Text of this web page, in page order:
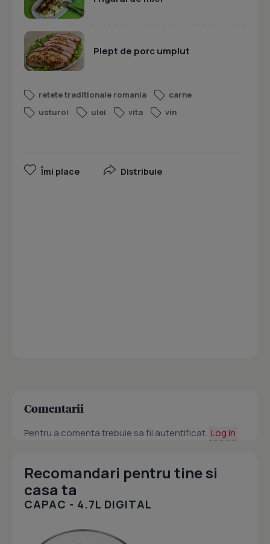
Piept de porc umplut
retete traditionale romania
carne
usturoi
ulei vita vin
Îmi place Distribuie
Comentarii
Pentru a comenta trebuie sa fii autentificat. Log in
Recomandari pentru tine si
casa ta
CAPAC - 4.7L DIGITAL